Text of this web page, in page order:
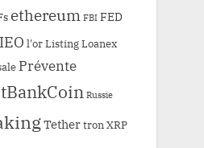
ethereum FBI FED
IEO l'orListingLoanex
Prévente
Russie
Tethertron XRP